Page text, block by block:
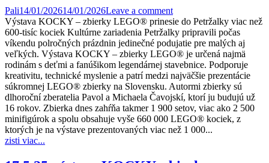
Pali14/01/202614/01/2026Leave a comment
Výstava KOCKY – zbierky LEGO® prinesie do Petržalky viac než
600-tisíc kociek Kultúrne zariadenia Petržalky pripravili počas
víkendu polročných prázdnin jedinečné podujatie pre malých aj
veľkých. Výstava KOCKY – zbierky LEGO® je určená najmä
rodinám s deťmi a fanúšikom legendárnej stavebnice. Podporuje
kreativitu, technické myslenie a patrí medzi najväčšie prezentácie
súkromnej LEGO® zbierky na Slovensku. Autormi zbierky sú
dlhoroční zberatelia Pavol a Michaela Čavojskí, ktorí ju budujú už
16 rokov. Zbierka dnes zahŕňa takmer 1 900 setov, viac ako 2 500
minifigúrok a spolu obsahuje vyše 660 000 LEGO® kociek, z
ktorých je na výstave prezentovaných viac než 1 000...
zisti viac...